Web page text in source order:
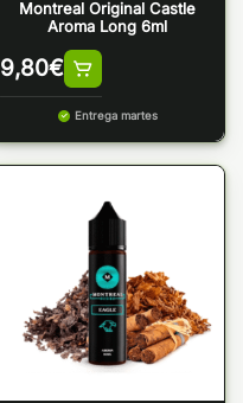
Montreal Original Castle
Aroma Long 6ml
9,80€
Entrega martes